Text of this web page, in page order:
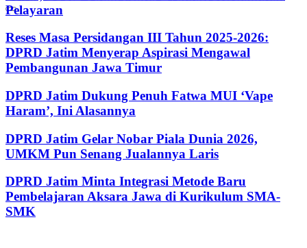
Pelayaran
Reses Masa Persidangan III Tahun 2025-2026:
DPRD Jatim Menyerap Aspirasi Mengawal
Pembangunan Jawa Timur
DPRD Jatim Dukung Penuh Fatwa MUI ‘Vape
Haram’, Ini Alasannya
DPRD Jatim Gelar Nobar Piala Dunia 2026,
UMKM Pun Senang Jualannya Laris
DPRD Jatim Minta Integrasi Metode Baru
Pembelajaran Aksara Jawa di Kurikulum SMA-
SMK